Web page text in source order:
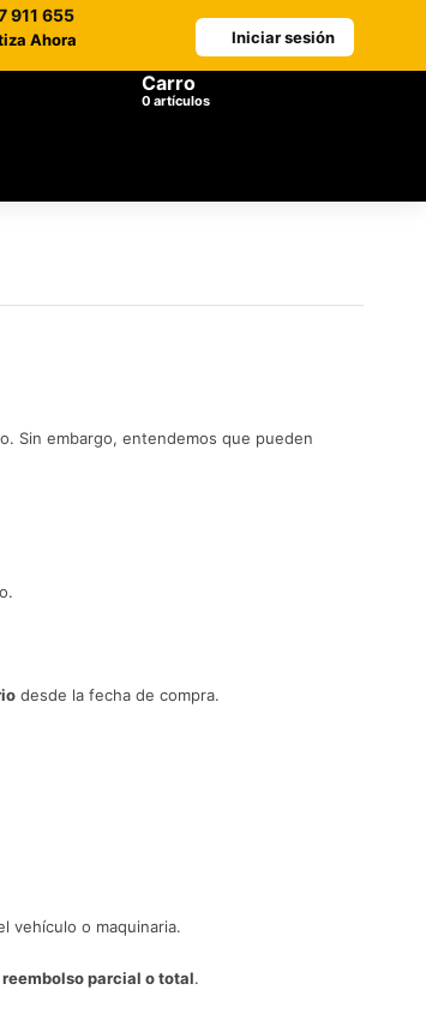
911 655
Ahora Iniciar sesión
Carro
artículos
Sin embargo, entendemos que pueden
desde la fecha de compra.
vehículo o maquinaria.
reembolso parcial o total.